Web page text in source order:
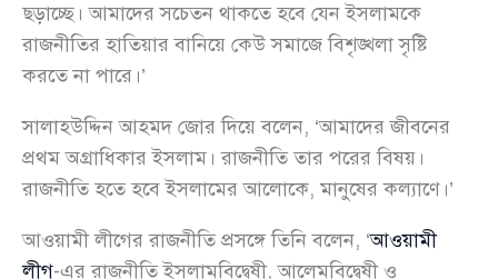
ছড়াচ্ছে। আমাদের সচেতন থাকতে হবে যেন ইসলামকে
রাজনীতির হাতিয়ার বানিয়ে কেউ সমাজে বিশৃঙ্খলা সৃষ্টি
করতে না পারে।’
সালাহউদ্দিন আহমদ জোর দিয়ে বলেন, ‘আমাদের জীবনের
প্রথম অগ্রাধিকার ইসলাম। রাজনীতি তার পরের বিষয়।
রাজনীতি হতে হবে ইসলামের আলোকে, মানুষের কল্যাণে।’
আওয়ামী লীগের রাজনীতি প্রসঙ্গে তিনি বলেন, ‘আওয়ামী
লীগ-এর রাজনীতি ইসলামবিদ্বেষী, আলেমবিদ্বেষী ও